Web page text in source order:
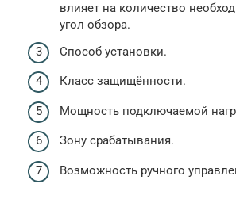
влияет на количество
угол обзора.
Способ установки.
Класс защищённости.
Мощность подключаемой
Зону срабатывания.
Возможность ручного